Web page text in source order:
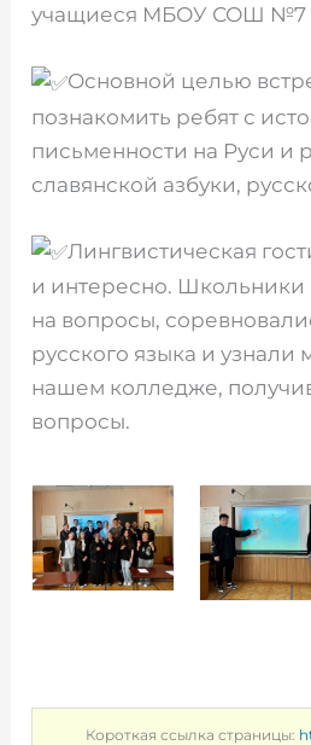
учащиеся МБОУ СОШ №7
Основной целью
познакомить ребят с
письменности на Руси и
славянской азбуки,
Лингвистическая
и интересно. Школьники
на вопросы,
русского языка и узнали
нашем колледже,
вопросы.
Короткая ссылка страницы: